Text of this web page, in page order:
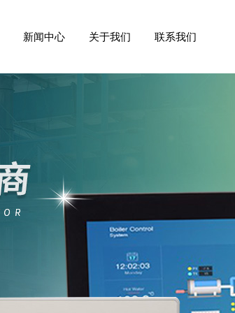
新闻中心 关于我们 联系我们